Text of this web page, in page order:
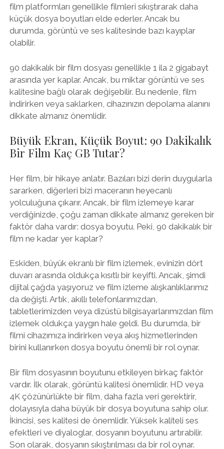
film platformları genellikle filmleri sıkıştırarak daha
küçük dosya boyutları elde ederler. Ancak bu
durumda, görüntü ve ses kalitesinde bazı kayıplar
olabilir.
90 dakikalık bir film dosyası genellikle 1 ila 2 gigabayt
arasında yer kaplar. Ancak, bu miktar görüntü ve ses
kalitesine bağlı olarak değişebilir. Bu nedenle, film
indirirken veya saklarken, cihazınızın depolama alanını
dikkate almanız önemlidir.
Büyük Ekran, Küçük Boyut: 90 Dakikalık
Bir Film Kaç GB Tutar?
Her film, bir hikaye anlatır. Bazıları bizi derin duygularla
sararken, diğerleri bizi maceranın heyecanlı
yolculuğuna çıkarır. Ancak, bir film izlemeye karar
verdiğinizde, çoğu zaman dikkate almanız gereken bir
faktör daha vardır: dosya boyutu. Peki, 90 dakikalık bir
film ne kadar yer kaplar?
Eskiden, büyük ekranlı bir film izlemek, evinizin dört
duvarı arasında oldukça kısıtlı bir keyifti. Ancak, şimdi
dijital çağda yaşıyoruz ve film izleme alışkanlıklarımız
da değişti. Artık, akıllı telefonlarımızdan,
tabletlerimizden veya dizüstü bilgisayarlarımızdan film
izlemek oldukça yaygın hale geldi. Bu durumda, bir
filmi cihazımıza indirirken veya akış hizmetlerinden
birini kullanırken dosya boyutu önemli bir rol oynar.
Bir film dosyasının boyutunu etkileyen birkaç faktör
vardır. İlk olarak, görüntü kalitesi önemlidir. HD veya
4K çözünürlükte bir film, daha fazla veri gerektirir,
dolayısıyla daha büyük bir dosya boyutuna sahip olur.
İkincisi, ses kalitesi de önemlidir. Yüksek kaliteli ses
efektleri ve diyaloglar, dosyanın boyutunu artırabilir.
Son olarak, dosyanın sıkıştırılması da bir rol oynar.